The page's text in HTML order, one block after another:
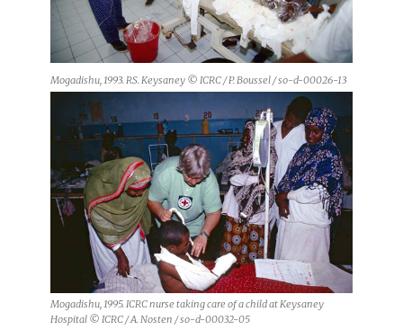
Mogadishu, 1993. RS. Keysaney © ICRC / P. Boussel / so-d-00026-13
Mogadishu, 1995. ICRC nurse taking care of a child at Keysaney
Hospital © ICRC / A. Nosten / so-d-00032-05